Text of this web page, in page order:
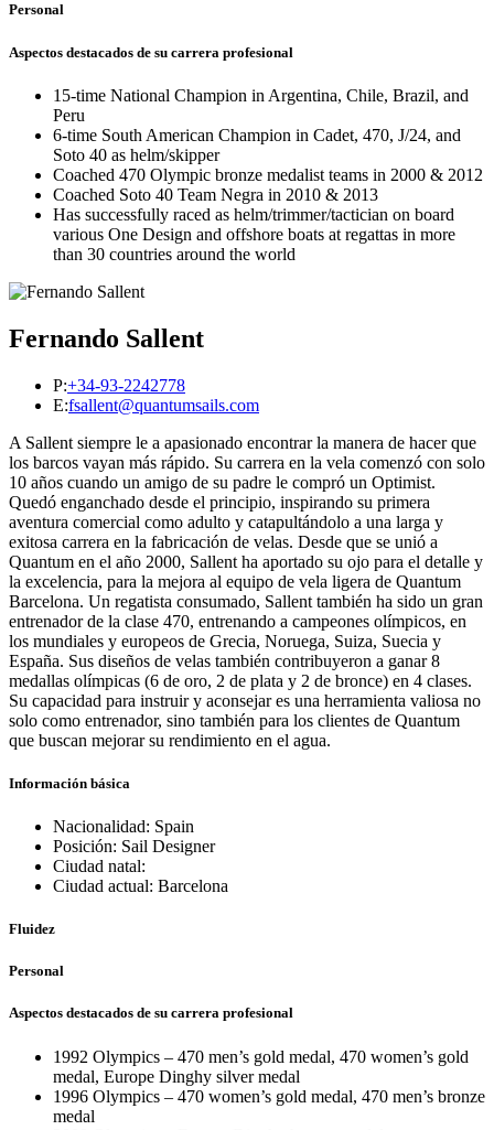
Personal
Aspectos destacados de su carrera profesional
15-time National Champion in Argentina, Chile, Brazil, and
Peru
6-time South American Champion in Cadet, 470, J/24, and
Soto 40 as helm/skipper
Coached 470 Olympic bronze medalist teams in 2000 & 2012
Coached Soto 40 Team Negra in 2010 & 2013
Has successfully raced as helm/trimmer/tactician on board
various One Design and offshore boats at regattas in more
than 30 countries around the world
Fernando Sallent
P:+34-93-2242778
E:fsallent@quantumsails.com
A Sallent siempre le a apasionado encontrar la manera de hacer que
los barcos vayan más rápido. Su carrera en la vela comenzó con solo
10 años cuando un amigo de su padre le compró un Optimist.
Quedó enganchado desde el principio, inspirando su primera
aventura comercial como adulto y catapultándolo a una larga y
exitosa carrera en la fabricación de velas. Desde que se unió a
Quantum en el año 2000, Sallent ha aportado su ojo para el detalle y
la excelencia, para la mejora al equipo de vela ligera de Quantum
Barcelona. Un regatista consumado, Sallent también ha sido un gran
entrenador de la clase 470, entrenando a campeones olímpicos, en
los mundiales y europeos de Grecia, Noruega, Suiza, Suecia y
España. Sus diseños de velas también contribuyeron a ganar 8
medallas olímpicas (6 de oro, 2 de plata y 2 de bronce) en 4 clases.
Su capacidad para instruir y aconsejar es una herramienta valiosa no
solo como entrenador, sino también para los clientes de Quantum
que buscan mejorar su rendimiento en el agua.
Información básica
Nacionalidad: Spain
Posición: Sail Designer
Ciudad natal:
Ciudad actual: Barcelona
Fluidez
Personal
Aspectos destacados de su carrera profesional
1992 Olympics – 470 men’s gold medal, 470 women’s gold
medal, Europe Dinghy silver medal
1996 Olympics – 470 women’s gold medal, 470 men’s bronze
medal